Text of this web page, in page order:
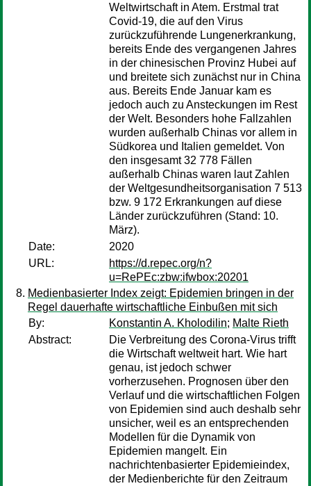
Weltwirtschaft in Atem. Erstmal trat
Covid-19, die auf den Virus
zurückzuführende Lungenerkrankung,
bereits Ende des vergangenen Jahres
in der chinesischen Provinz Hubei auf
und breitete sich zunächst nur in China
aus. Bereits Ende Januar kam es
jedoch auch zu Ansteckungen im Rest
der Welt. Besonders hohe Fallzahlen
wurden außerhalb Chinas vor allem in
Südkorea und Italien gemeldet. Von
den insgesamt 32 778 Fällen
außerhalb Chinas waren laut Zahlen
der Weltgesundheitsorganisation 7 513
bzw. 9 172 Erkrankungen auf diese
Länder zu­rückzuführen (Stand: 10.
März).
Date:
2020
URL:
https://d.repec.org/n?
u=RePEc:zbw:ifwbox:20201
Medienbasierter Index zeigt: Epidemien bringen in der
Regel dauerhafte wirtschaftliche Einbußen mit sich
By:
Konstantin A. Kholodilin; Malte Rieth
Abstract:
Die Verbreitung des Corona-Virus trifft
die Wirtschaft weltweit hart. Wie hart
genau, ist jedoch schwer
vorherzusehen. Prognosen über den
Verlauf und die wirtschaftlichen Folgen
von Epidemien sind auch deshalb sehr
unsicher, weil es an entsprechenden
Modellen für die Dynamik von
Epidemien mangelt. Ein
nachrichtenbasierter Epidemieindex,
der Medienberichte für den Zeitraum